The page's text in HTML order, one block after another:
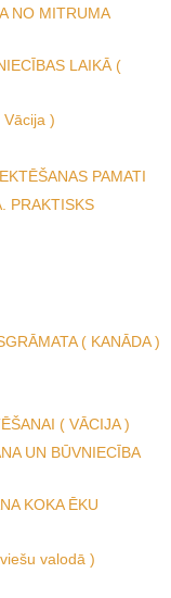
NO MITRUMA
LAIKĀ (
Vācija )
PAMATI
PRAKTISKS
( KANĀDA )
( VĀCIJA )
UN BŪVNIECĪBA
KOKA ĒKU
valodā )